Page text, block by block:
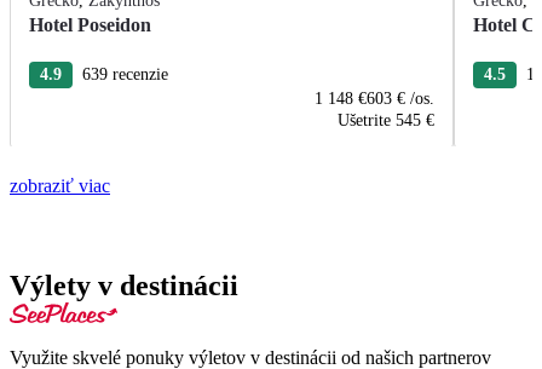
Hotel Poseidon
4.9
639 recenzie
1 148 €603 € /os.
Ušetrite 545 €
Hotel
4.5
zobraziť viac
Výlety v destinácii
Využite skvelé ponuky výletov v destinácii od našich partnerov